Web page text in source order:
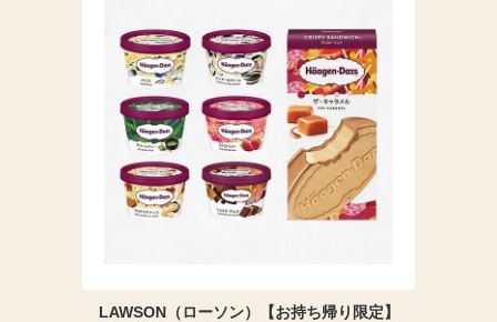
LAWSON（ローソン）【お持ち帰り限定】